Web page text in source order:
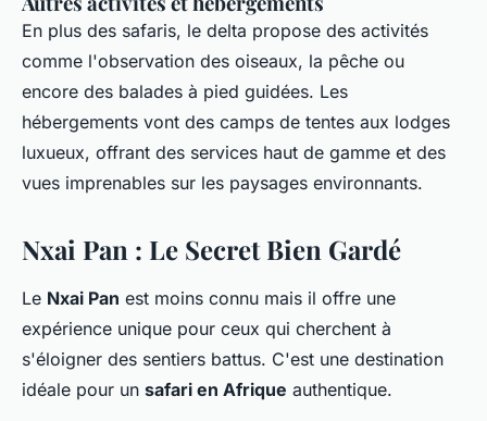
En plus des safaris, le delta propose des activités
comme l'observation des oiseaux, la pêche ou
encore des balades à pied guidées. Les
hébergements vont des camps de tentes aux lodges
luxueux, offrant des services haut de gamme et des
vues imprenables sur les paysages environnants.
Nxai Pan : Le Secret Bien Gardé
Le Nxai Pan est moins connu mais il offre une
expérience unique pour ceux qui cherchent à
s'éloigner des sentiers battus. C'est une destination
idéale pour un safari en Afrique authentique.